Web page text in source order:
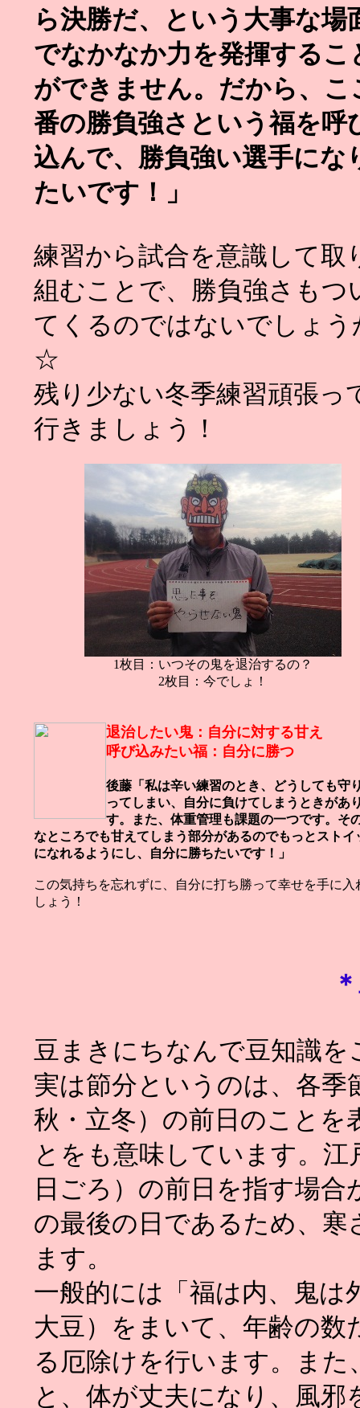
ら決勝だ、という大事な場
でなかなか力を発揮するこ
ができません。だから、こ
番の勝負強さという福を呼
込んで、勝負強い選手にな
たいです！」
練習から試合を意識して取
組むことで、勝負強さもつ
てくるのではないでしょう
☆
残り少ない冬季練習頑張っ
行きましょう！
1枚目：いつその鬼を退治するの？
2枚目：今でしょ！
退治したい鬼：自分に対する甘え
呼び込みたい福：自分に勝つ
後藤「私は辛い練習のとき、どうしても守
ってしまい、自分に負けてしまうときがあ
す。また、体重管理も課題の一つです。そ
なところでも甘えてしまう部分があるのでもっとストイ
になれるようにし、自分に勝ちたいです！」
この気持ちを忘れずに、自分に打ち勝って幸せを手に入
しょう！
豆まきにちなんで豆知識を
実は節分というのは、各季
秋・立冬）の前日のことを
とをも意味しています。江
日ごろ）の前日を指す場
の最後の日であるため、
ます。
一般的には「福は内、鬼は
大豆）をまいて、年齢の
る厄除けを行います。ま
と、体が丈夫になり、風